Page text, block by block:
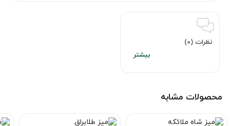
نظرات (0)
محصولات مشابه